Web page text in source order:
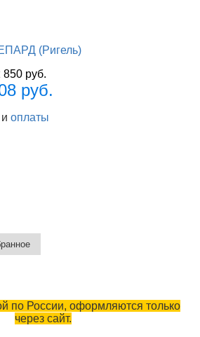
(Ригель)
850 руб.
руб.
иоплаты
по России, оформляются только
через сайт.